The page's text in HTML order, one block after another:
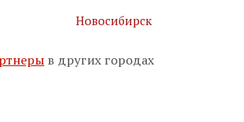
ПодписатьсяНовосибирск
в других городах